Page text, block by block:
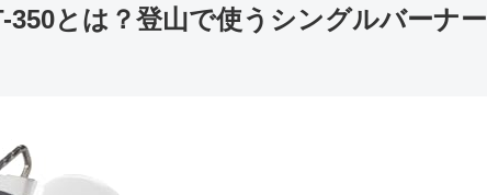
とは？登山で使うシングルバーナー